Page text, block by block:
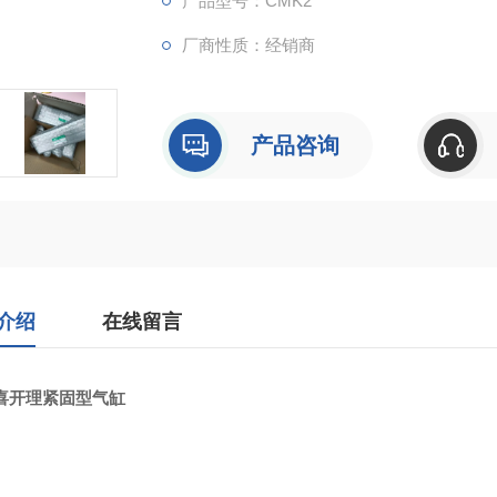
厂商性质：经销商
产品咨询
绍 在线留言
开理紧固型气缸